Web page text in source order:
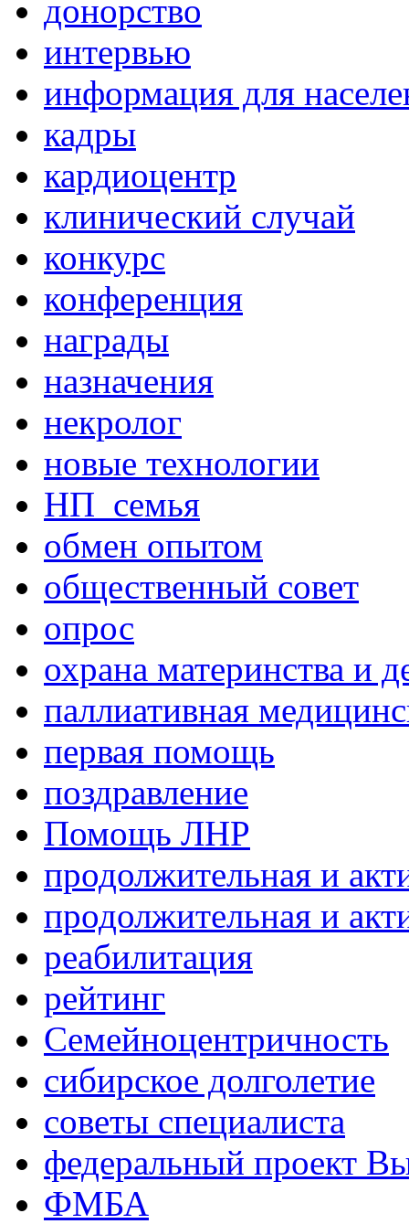
донорство
интервью
информация для
кадры
кардиоцентр
клинический случай
конкурс
конференция
награды
назначения
некролог
новые технологии
НП_семья
обмен опытом
общественный совет
опрос
охрана материнства и
паллиативная
первая помощь
поздравление
Помощь ЛНР
продолжительная и
продолжительная и
реабилитация
рейтинг
Семейноцентричность
сибирское долголетие
советы специалиста
федеральный проект
ФМБА